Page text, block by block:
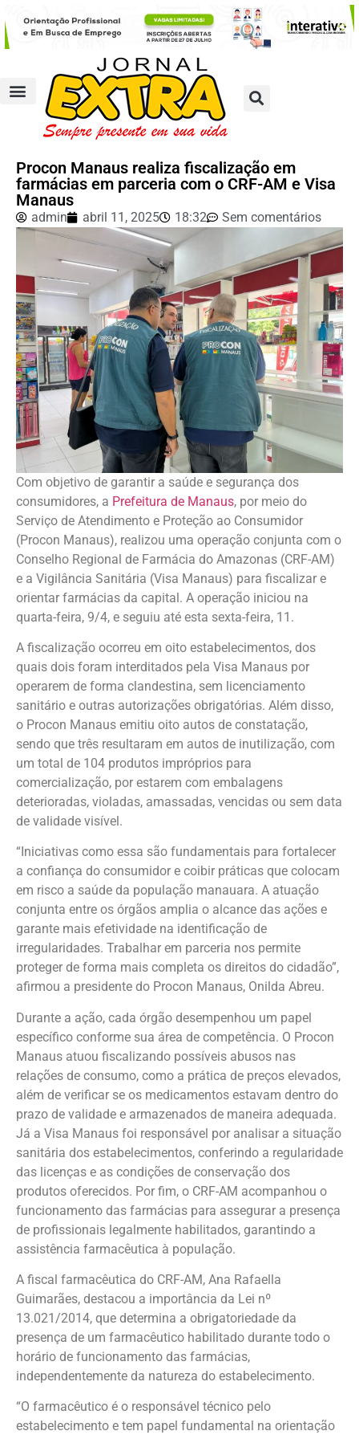
Procon Manaus realiza fiscalização em
farmácias em parceria com o CRF-AM e Visa
Manaus
admin abril 11, 2025 18:32 Sem comentários
Com objetivo de garantir a saúde e segurança dos
consumidores, a Prefeitura de Manaus, por meio do
Serviço de Atendimento e Proteção ao Consumidor
(Procon Manaus), realizou uma operação conjunta com o
Conselho Regional de Farmácia do Amazonas (CRF-AM)
e a Vigilância Sanitária (Visa Manaus) para fiscalizar e
orientar farmácias da capital. A operação iniciou na
quarta-feira, 9/4, e seguiu até esta sexta-feira, 11.
A fiscalização ocorreu em oito estabelecimentos, dos
quais dois foram interditados pela Visa Manaus por
operarem de forma clandestina, sem licenciamento
sanitário e outras autorizações obrigatórias. Além disso,
o Procon Manaus emitiu oito autos de constatação,
sendo que três resultaram em autos de inutilização, com
um total de 104 produtos impróprios para
comercialização, por estarem com embalagens
deterioradas, violadas, amassadas, vencidas ou sem data
de validade visível.
“Iniciativas como essa são fundamentais para fortalecer
a confiança do consumidor e coibir práticas que colocam
em risco a saúde da população manauara. A atuação
conjunta entre os órgãos amplia o alcance das ações e
garante mais efetividade na identificação de
irregularidades. Trabalhar em parceria nos permite
proteger de forma mais completa os direitos do cidadão”,
afirmou a presidente do Procon Manaus, Onilda Abreu.
Durante a ação, cada órgão desempenhou um papel
específico conforme sua área de competência. O Procon
Manaus atuou fiscalizando possíveis abusos nas
relações de consumo, como a prática de preços elevados,
além de verificar se os medicamentos estavam dentro do
prazo de validade e armazenados de maneira adequada.
Já a Visa Manaus foi responsável por analisar a situação
sanitária dos estabelecimentos, conferindo a regularidade
das licenças e as condições de conservação dos
produtos oferecidos. Por fim, o CRF-AM acompanhou o
funcionamento das farmácias para assegurar a presença
de profissionais legalmente habilitados, garantindo a
assistência farmacêutica à população.
A fiscal farmacêutica do CRF-AM, Ana Rafaella
Guimarães, destacou a importância da Lei nº
13.021/2014, que determina a obrigatoriedade da
presença de um farmacêutico habilitado durante todo o
horário de funcionamento das farmácias,
independentemente da natureza do estabelecimento.
“O farmacêutico é o responsável técnico pelo
estabelecimento e tem papel fundamental na orientação